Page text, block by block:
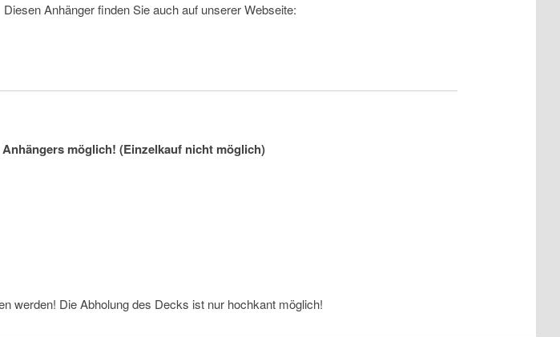
Diesen Anhänger finden Sie auch auf unserer Webseite:
möglich! (Einzelkauf nicht möglich)
werden! Die Abholung des Decks ist nur hochkant möglich!